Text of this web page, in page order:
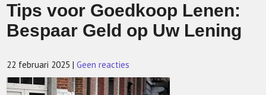
Tips voor Goedkoop Lenen:
Bespaar Geld op Uw Lening
22 februari 2025 |Geen reacties